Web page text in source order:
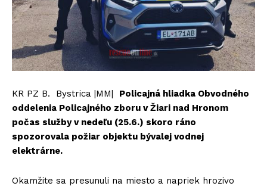
KR PZ B. Bystrica |MM| Policajná hliadka Obvodného
oddelenia Policajného zboru v Žiari nad Hronom
počas služby v nedeľu (25.6.) skoro ráno
spozorovala požiar objektu bývalej vodnej
elektrárne.
Okamžite sa presunuli na miesto a napriek hrozivo